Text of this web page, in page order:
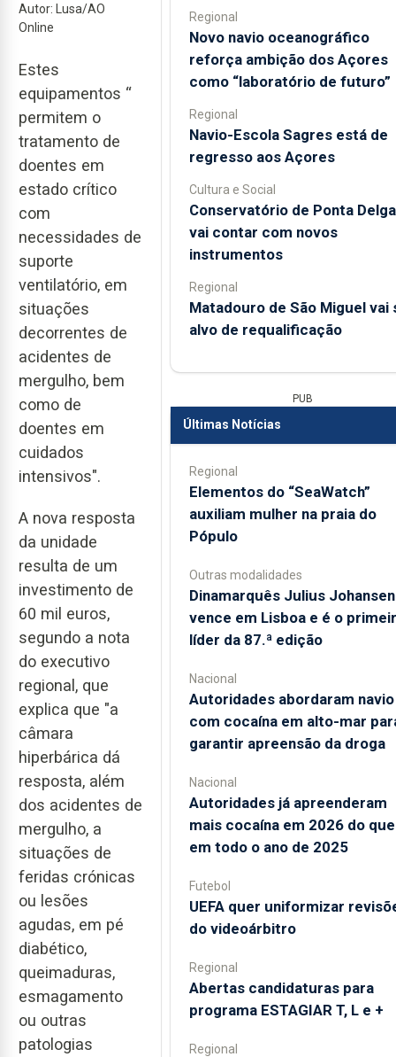
Autor: Lusa/AO
Online
Estes
equipamentos “
permitem o
tratamento de
doentes em
estado crítico
com
necessidades de
suporte
ventilatório, em
situações
decorrentes de
acidentes de
mergulho, bem
como de
doentes em
cuidados
intensivos".
A nova resposta
da unidade
resulta de um
investimento de
60 mil euros,
segundo a nota
do executivo
regional, que
explica que "a
câmara
hiperbárica dá
resposta, além
dos acidentes de
mergulho, a
situações de
feridas crónicas
ou lesões
agudas, em pé
diabético,
queimaduras,
esmagamento
ou outras
patologias
Regional
Novo navio oceanográfico
reforça ambição dos Açores
como “laboratório de futuro”
Regional
Navio-Escola Sagres está de
regresso aos Açores
Cultura e Social
Conservatório de Ponta
vai contar com novos
instrumentos
Regional
Matadouro de São Miguel vai
alvo de requalificação
PUB
Últimas Notícias
Regional
​Elementos do “SeaWatch”
auxiliam mulher na praia do
Pópulo
Outras modalidades
Dinamarquês Julius Johansen
vence em Lisboa e é o
líder da 87.ª edição
Nacional
Autoridades abordaram navio
com cocaína em alto-mar
garantir apreensão da droga
Nacional
Autoridades já apreenderam
mais cocaína em 2026 do que
em todo o ano de 2025
Futebol
UEFA quer uniformizar
do videoárbitro
Regional
Abertas candidaturas para
programa ESTAGIAR T, L e +
Regional